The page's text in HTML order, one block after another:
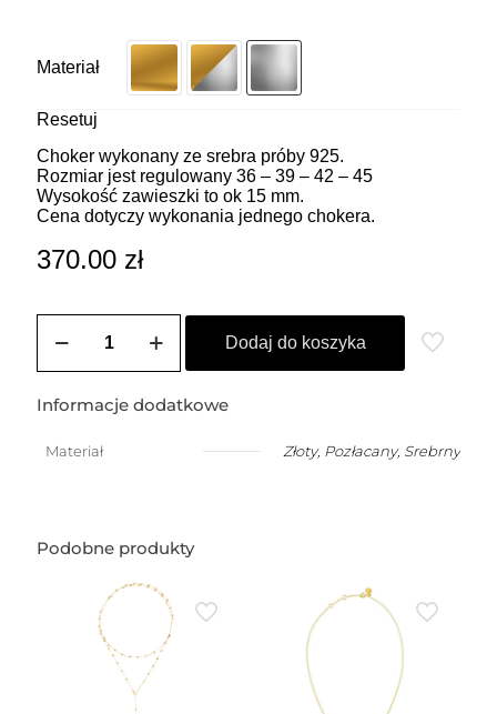
Materiał
Resetuj
Choker wykonany ze srebra próby 925.
Rozmiar jest regulowany 36 – 39 – 42 – 45
Wysokość zawieszki to ok 15 mm.
Cena dotyczy wykonania jednego chokera.
370.00 zł
ZOZO
Choker
przywieszką
w
cm)
Dodaj do koszyka
Informacje dodatkowe
Materiał Złoty, Pozłacany, Srebrny
Podobne produkty